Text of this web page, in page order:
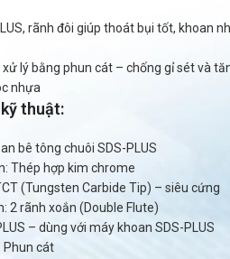
rãnh đôi giúp thoát bụi tốt, khoan
lý bằng phun cát – chống gỉ sét và
nhựa
thuật:
bê tông chuôi SDS-PLUS
Thép hợp kim chrome
(Tungsten Carbide Tip) – siêu cứng
2 rãnh xoắn (Double Flute)
– dùng với máy khoan SDS-PLUS
Phun cát